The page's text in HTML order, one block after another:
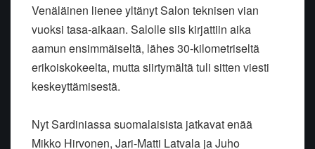
Venäläinen lienee yltänyt Salon teknisen vian
vuoksi tasa-aikaan. Salolle siis kirjattiin aika
aamun ensimmäiseltä, lähes 30-kilometriseltä
erikoiskokeelta, mutta siirtymältä tuli sitten viesti
keskeyttämisestä.
Nyt Sardiniassa suomalaisista jatkavat enää
Mikko Hirvonen, Jari-Matti Latvala ja Juho